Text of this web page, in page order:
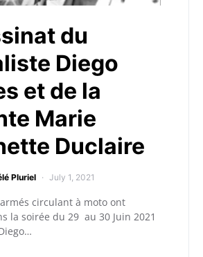
du
Diego
et de la
Marie
Duclaire
Pluriel July 1, 2021
circulant à moto ont
la soirée du 29 au 30 Juin 2021